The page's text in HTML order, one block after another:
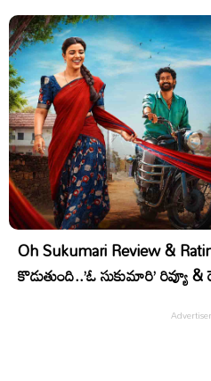
Oh Sukumari Review &
కొడుతుంది..’ఓ సుకుమారి’ రివ్యూ